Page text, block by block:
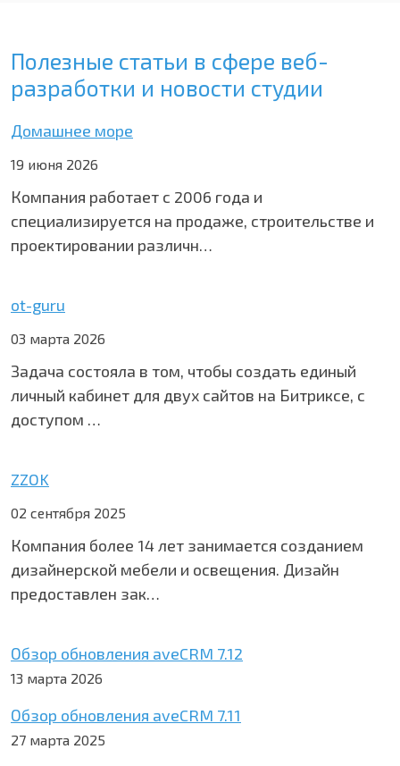
Полезные статьи в сфере веб-
разработки и новости студии
Домашнее море
19 июня 2026
Компания работает с 2006 года и
специализируется на продаже, строительстве и
проектировании различн…
ot-guru
03 марта 2026
Задача состояла в том, чтобы создать единый
личный кабинет для двух сайтов на Битриксе, с
доступом …
ZZOK
02 сентября 2025
Компания более 14 лет занимается созданием
дизайнерской мебели и освещения. Дизайн
предоставлен зак…
Обзор обновления aveCRM 7.12
13 марта 2026
Обзор обновления aveCRM 7.11
27 марта 2025